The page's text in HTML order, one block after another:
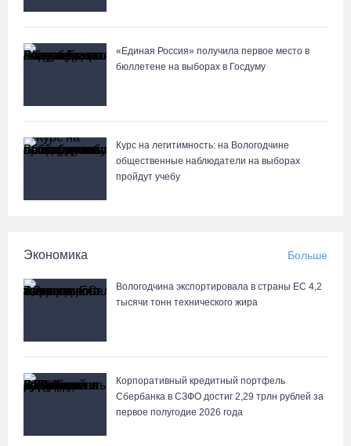
«Единая Россия» получила первое место в
бюллетене на выборах в Госдуму
Курс на легитимность: на Вологодчине
общественные наблюдатели на выборах
пройдут учебу
Экономика Больше
Вологодчина экспортировала в страны ЕС 4,2
тысячи тонн технического жира
Корпоративный кредитный портфель
Сбербанка в СЗФО достиг 2,29 трлн рублей за
первое полугодие 2026 года